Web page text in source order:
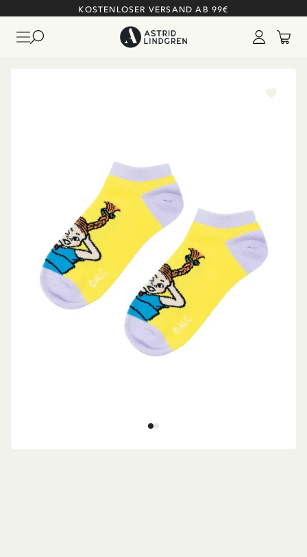
KOSTENLOSER VERSAND AB 99€